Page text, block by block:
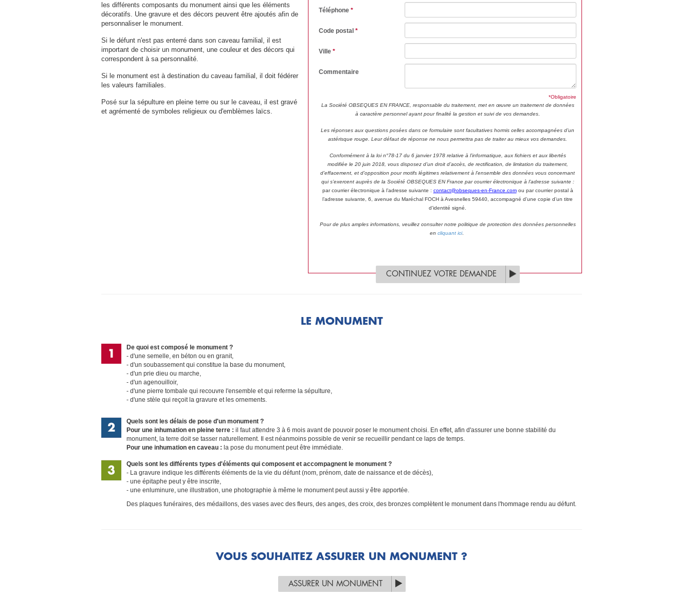
les différents composants du monument ainsi que les éléments
décoratifs. Une gravure et des décors peuvent être ajoutés afin de
personnaliser le monument.
Si le défunt n'est pas enterré dans son caveau familial, il est
important de choisir un monument, une couleur et des décors qui
correspondent à sa personnalité.
Si le monument est à destination du caveau familial, il doit fédérer
les valeurs familiales.
Posé sur la sépulture en pleine terre ou sur le caveau, il est gravé
et agrémenté de symboles religieux ou d'emblèmes laïcs.
Téléphone*
Code postal*
Ville*
Commentaire
*Obligatoire
La Société OBSEQUES EN FRANCE, responsable du traitement, met en œuvre un traitement de données
à caractère personnel ayant pour finalité la gestion et suivi de vos demandes
Les réponses aux questions posées dans ce formulaire sont facultatives hormis celles accompagnées d’un
astérisque rouge. Leur défaut de réponse ne nous permettra pas de traiter au mieux vos demandes.
Conformément à la loi n°78-17 du 6 janvier 1978 relative à l’informatique, aux fichiers et aux libertés
modifiée le 20 juin 2018, vous disposez d’un droit d’accès, de rectification, de limitation du traitement,
d’effacement, et d’opposition pour motifs légitimes relativement à l’ensemble des données vous concernant
qui s’exercent auprès de la Société OBSEQUES EN France par courrier électronique à l’adresse suivante :
par courrier électronique à l’adresse suivante : contact@obseques-en-France.comou par courrier postal à
l’adresse suivante, 6, avenue du Maréchal FOCH à Avesnelles 59440, accompagné d’une copie d’un titre
d’identité signé.
Pour de plus amples informations, veuillez consulter notre politique de protection des données personnelles
encliquant ici.
CONTINUEZ VOTRE DEMANDE
LE MONUMENT
De quoi est composé le monument ?
d'une semelle, en béton ou en granit,
d'un soubassement qui constitue la base du monument,
d'un prie dieu ou marche,
d'un agenouilloir,
d'une pierre tombale qui recouvre l'ensemble et qui referme la sépulture,
d'une stèle qui reçoit la gravure et les ornements.
Quels sont les délais de pose d'un monument ?
Pour une inhumation en pleine terre : il faut attendre 3 à 6 mois avant de pouvoir poser le monument choisi. En effet, afin d'assurer une bonne stabilité du
monument, la terre doit se tasser naturellement. Il est néanmoins possible de venir se recueillir pendant ce laps de temps.
Pour une inhumation en caveau : la pose du monument peut être immédiate.
Quels sont les différents types d'éléments qui composent et accompagnent le monument ?
La gravure indique les différents éléments de la vie du défunt (nom, prénom, date de naissance et de décès),
une épitaphe peut y être inscrite,
une enluminure, une illustration, une photographie à même le monument peut aussi y être apportée.
Des plaques funéraires, des médaillons, des vases avec des fleurs, des anges, des croix, des bronzes complètent le monument dans l'hommage rendu au défunt.
VOUS SOUHAITEZ ASSURER UN MONUMENT ?
ASSURER UN MONUMENT